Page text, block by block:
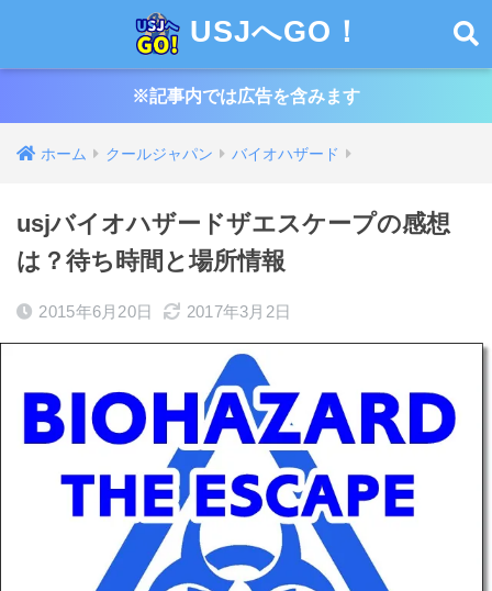
USJへGO！
※記事内では広告を含みます
ホーム クールジャパン バイオハザード
usjバイオハザードザエスケープの感想
は？待ち時間と場所情報
2015年6月20日 2017年3月2日